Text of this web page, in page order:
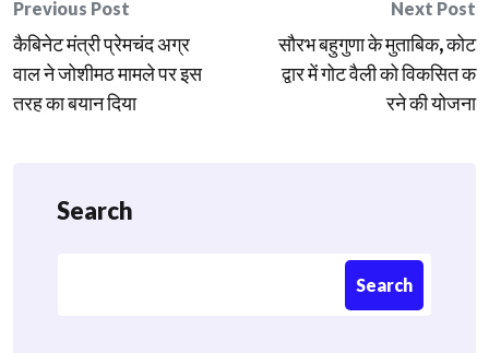
Post
navigation
Previous Post
कैबिनेट मंत्री प्रेमचंद अग्र
वाल ने जोशीमठ मामले पर इस
तरह का बयान दिया
Next Post
सौरभ बहुगुणा के मुताबिक, कोट
द्वार में गोट वैली को विकसित क
रने की योजना
Search
Search